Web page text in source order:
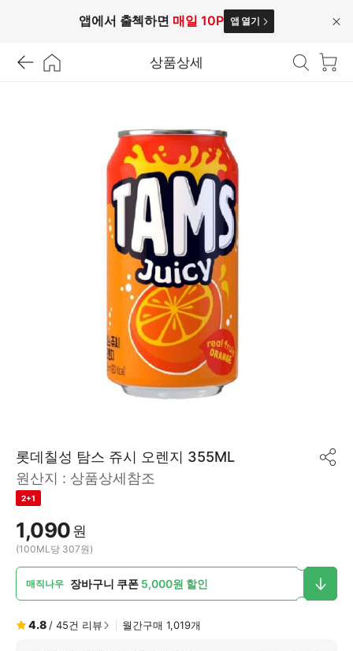
앱에서 출첵하면 매일 10P 앱 열기
닫
상품상세
롯데칠성 탐스 쥬시 오렌지 355ML
원산지 : 상품상세참조
2+1
1,090원
(100ML당 307원)
매직나우 장바구니 쿠폰 5,000원 할인
4.8 / 45건 리뷰 월간구매 1,019개
공